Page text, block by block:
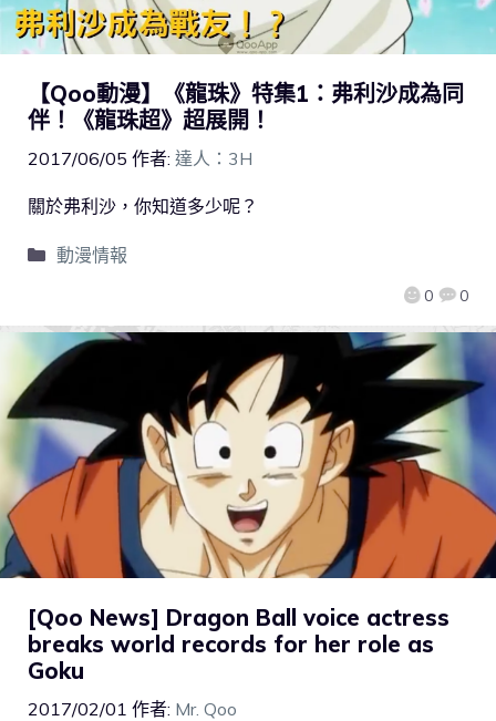
【Qoo動漫】《龍珠》特集1：弗利沙成為同
伴！《龍珠超》超展開！
2017/06/05 作者: 達人：3H
0 0
關於弗利沙，你知道多少呢？
動漫情報
[Qoo News] Dragon Ball voice actress
breaks world records for her role as
Goku
2017/02/01 作者: Mr. Qoo